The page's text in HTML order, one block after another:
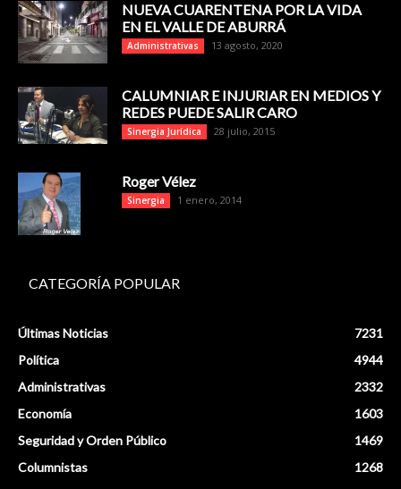
NUEVA CUARENTENA POR LA VIDA
EN EL VALLE DE ABURRÁ
Administrativas 13 agosto, 2020
CALUMNIAR E INJURIAR EN MEDIOS Y
REDES PUEDE SALIR CARO
Sinergia Jurídica 28 julio, 2015
Roger Vélez
Sinergia 1 enero, 2014
CATEGORÍA POPULAR
Últimas Noticias
7231
Política
4944
Administrativas
2332
Economía
1603
Seguridad y Orden Público
1469
Columnistas
1268